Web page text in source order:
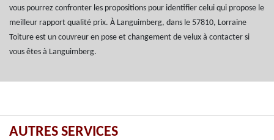
vous pourrez confronter les propositions pour identifier celui qui propose le
meilleur rapport qualité prix. À Languimberg, dans le 57810, Lorraine
Toiture est un couvreur en pose et changement de velux à contacter si
vous êtes à Languimberg.
AUTRES SERVICES